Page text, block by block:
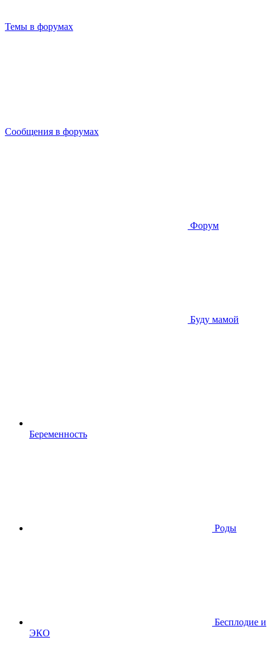
Темы в форумах
Сообщения в форумах
Форум
Буду мамой
Беременность
Роды
Бесплодие и
ЭКО